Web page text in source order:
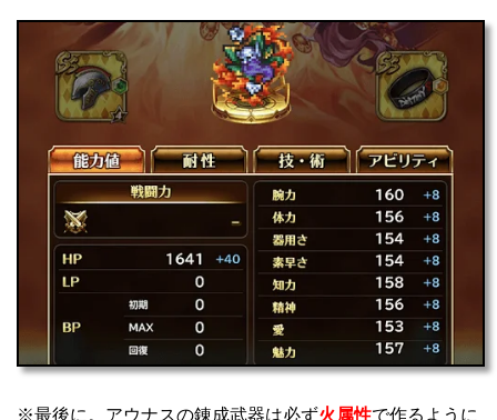
※最後に。アウナスの錬成武器は必ず火属性で作るように